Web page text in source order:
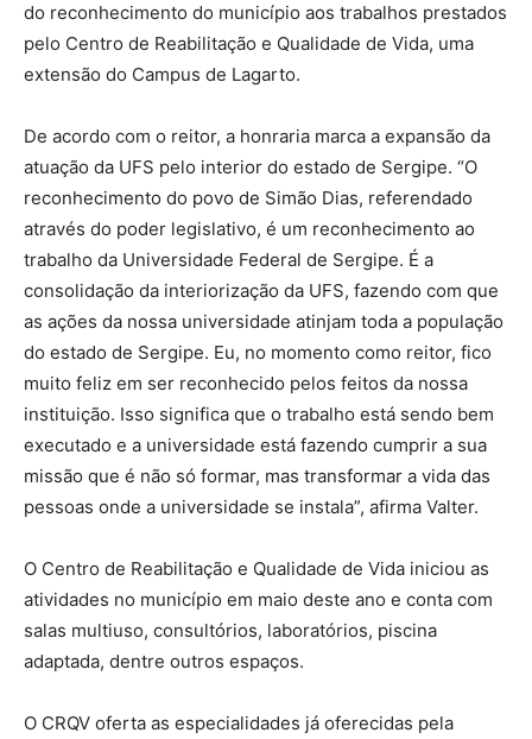
do reconhecimento do município aos trabalhos prestados
pelo Centro de Reabilitação e Qualidade de Vida, uma
extensão do Campus de Lagarto.
De acordo com o reitor, a honraria marca a expansão da
atuação da UFS pelo interior do estado de Sergipe. “O
reconhecimento do povo de Simão Dias, referendado
através do poder legislativo, é um reconhecimento ao
trabalho da Universidade Federal de Sergipe. É a
consolidação da interiorização da UFS, fazendo com que
as ações da nossa universidade atinjam toda a população
do estado de Sergipe. Eu, no momento como reitor, fico
muito feliz em ser reconhecido pelos feitos da nossa
instituição. Isso significa que o trabalho está sendo bem
executado e a universidade está fazendo cumprir a sua
missão que é não só formar, mas transformar a vida das
pessoas onde a universidade se instala”, afirma Valter.
O Centro de Reabilitação e Qualidade de Vida iniciou as
atividades no município em maio deste ano e conta com
salas multiuso, consultórios, laboratórios, piscina
adaptada, dentre outros espaços.
O CRQV oferta as especialidades já oferecidas pela